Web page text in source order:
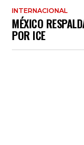
INTERNACIONAL
MÉXICO
POR ICE